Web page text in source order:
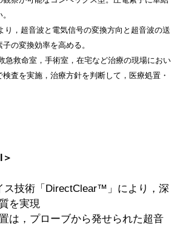
り，超音波と電気信号の変換方向と超音波の送
の変換効率を高める。
急救命室，手術室，在宅など治療の現場におい
査を実施，治療方針を判断して，医療処置・
ス技術「DirectClear™」により，深
を実現
は，プローブから発せられた超音